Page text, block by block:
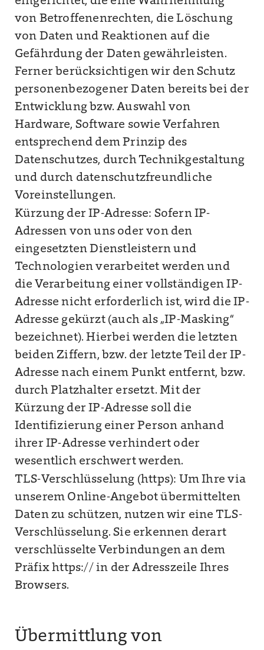
von Betroffenenrechten, die Löschung
von Daten und Reaktionen auf die
Gefährdung der Daten gewährleisten.
Ferner berücksichtigen wir den Schutz
personenbezogener Daten bereits bei der
Entwicklung bzw. Auswahl von
Hardware, Software sowie Verfahren
entsprechend dem Prinzip des
Datenschutzes, durch Technikgestaltung
und durch datenschutzfreundliche
Voreinstellungen.
Kürzung der IP-Adresse: Sofern IP-
Adressen von uns oder von den
eingesetzten Dienstleistern und
Technologien verarbeitet werden und
die Verarbeitung einer vollständigen IP-
Adresse nicht erforderlich ist, wird die IP-
Adresse gekürzt (auch als „IP-Masking“
bezeichnet). Hierbei werden die letzten
beiden Ziffern, bzw. der letzte Teil der IP-
Adresse nach einem Punkt entfernt, bzw.
durch Platzhalter ersetzt. Mit der
Kürzung der IP-Adresse soll die
Identifizierung einer Person anhand
ihrer IP-Adresse verhindert oder
wesentlich erschwert werden.
TLS-Verschlüsselung (https): Um Ihre via
unserem Online-Angebot übermittelten
Daten zu schützen, nutzen wir eine TLS-
Verschlüsselung. Sie erkennen derart
verschlüsselte Verbindungen an dem
Präfix https:// in der Adresszeile Ihres
Browsers.
Übermittlung von